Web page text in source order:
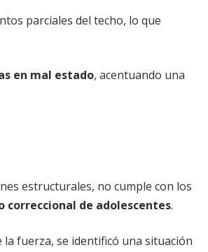
parciales del techo, lo que
en mal estado, acentuando una
estructurales, no cumple con los
correccional de adolescentes.
fuerza, se identificó una situación